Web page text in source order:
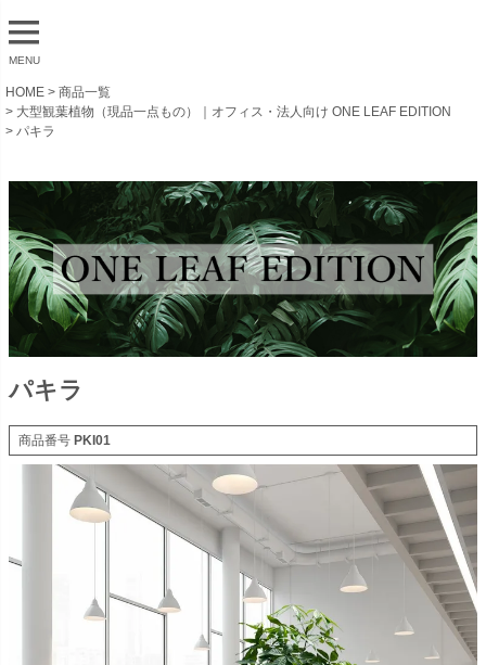
MENU
HOME
商品一覧
大型観葉植物（現品一点もの）｜オフィス・法人向け ONE LEAF EDITION
パキラ
パキラ
商品番号 PKI01